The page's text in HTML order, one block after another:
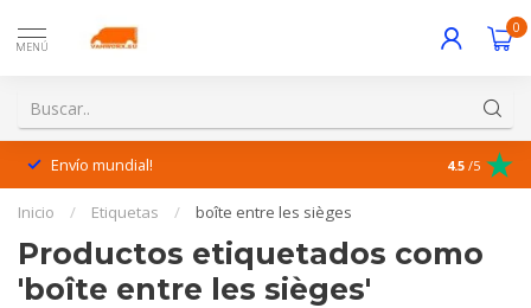
MENÚ
0
Envío mundial! ¡Excelente
4.5 /5
Inicio / Etiquetas / boîte entre les sièges
Productos etiquetados como
'boîte entre les sièges'